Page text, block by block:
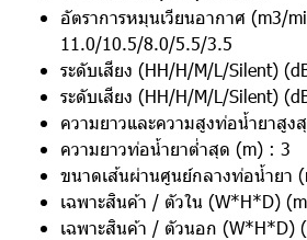
อัตราการหมุนเวียนอากาศ (m3/
11.0/10.5/8.0/5.5/3.5
ระดับเสียง (HH/H/M/L/Silent)
ระดับเสียง (HH/H/M/L/Silent)
ความยาวและความสูงท่อน้ำยาสู
ความยาวท่อน้ำยาต่ำสุด (m) : 3
ขนาดเส้นผ่านศูนย์กลางท่อน้ำยา
เฉพาะสินค้า / ตัวใน (W*H*D)
เฉพาะสินค้า / ตัวนอก (W*H*D)